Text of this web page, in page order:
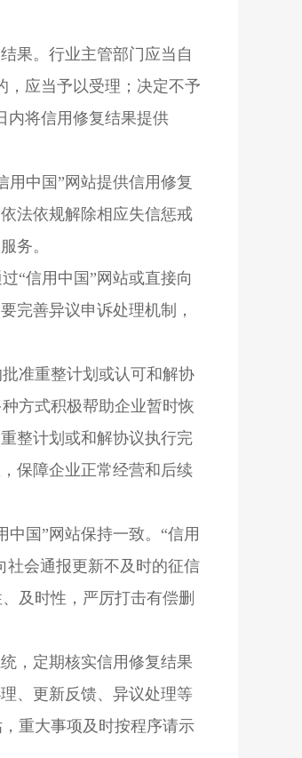
果。行业主管部门应当自
，应当予以受理；决定不予
内将信用修复结果提供
中国”网站提供信用修复
法依规解除相应失信惩戒
务。
“信用中国”网站或直接向
完善异议申诉处理机制，
准重整计划或认可和解协
方式积极帮助企业暂时恢
整计划或和解协议执行完
保障企业正常经营和后续
国”网站保持一致。“信用
社会通报更新不及时的征信
及时性，严厉打击有偿删
，定期核实信用修复结果
、更新反馈、异议处理等
重大事项及时按程序请示